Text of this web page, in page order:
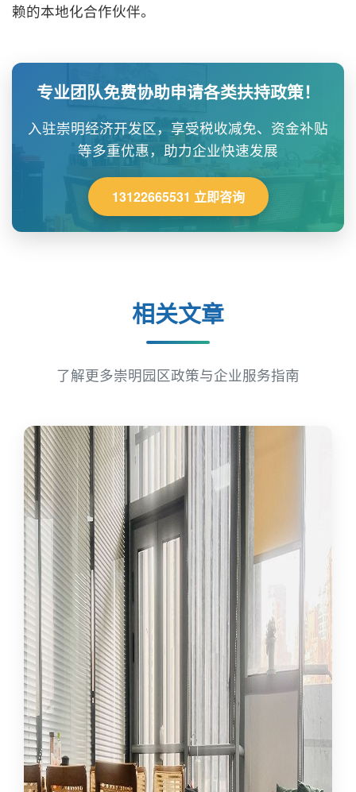
赖的本地化合作伙伴。
专业团队免费协助申请各类扶持政策！
入驻崇明经济开发区，享受税收减免、资金补贴
等多重优惠，助力企业快速发展
13122665531 立即咨询
相关文章
了解更多崇明园区政策与企业服务指南